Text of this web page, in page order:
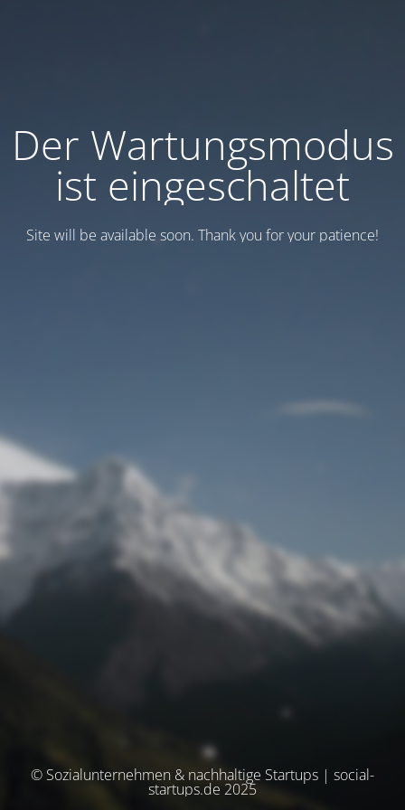
Der Wartungsmodus
ist eingeschaltet
Site will be available soon. Thank you for your patience!
© Sozialunternehmen & nachhaltige Startups | social-
startups.de 2025